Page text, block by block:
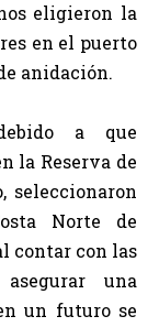
eligieron la
en el puerto
anidación.
a que
la Reserva de
seleccionaron
Norte de
contar con las
una
un futuro se